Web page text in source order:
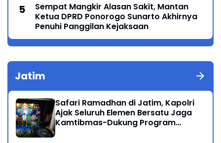
Sempat Mangkir Alasan Sakit, Mantan
Ketua DPRD Ponorogo Sunarto Akhirnya
Penuhi Panggilan Kejaksaan
Jatim
Safari Ramadhan di Jatim, Kapolri
Ajak Seluruh Elemen Bersatu Jaga
Kamtibmas-Dukung Program